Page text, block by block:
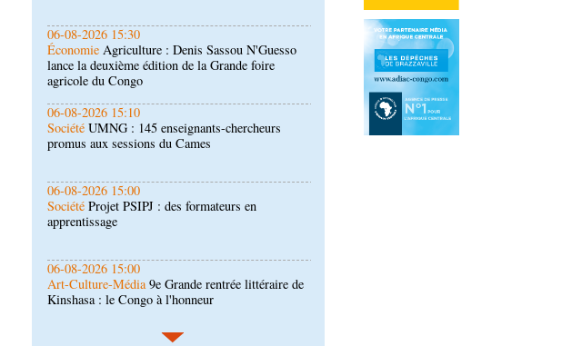
06-08-2026 15:10
SociétéUMNG : 145 enseignants-chercheurs
promus aux sessions du Cames
06-08-2026 15:00
Société Projet PSIPJ : des formateurs en
apprentissage
06-08-2026 15:00
Art-Culture-Média9e Grande rentrée littéraire de
Kinshasa : le Congo à l'honneur
06-08-2026 15:00
ÉconomieDeuxième édition de la Gfac : le défi
d’offrir à la nation des produits alimentaires de
06-08-2026 14:30